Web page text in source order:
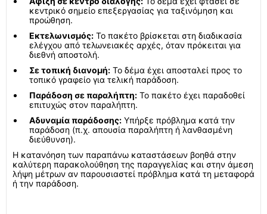
κεντρικό σημείο επεξεργασίας για ταξινόμηση και
προώθηση.
Εκτελωνισμός: Το πακέτο βρίσκεται στη διαδικασία
ελέγχου από τελωνειακές αρχές, όταν πρόκειται για
διεθνή αποστολή.
Σε τοπική διανομή: Το δέμα έχει αποσταλεί προς το
τοπικό γραφείο για τελική παράδοση.
Παράδοση σε παραλήπτη: Το πακέτο έχει παραδοθεί
επιτυχώς στον παραλήπτη.
Αδυναμία παράδοσης: Υπήρξε πρόβλημα κατά την
παράδοση (π.χ. απουσία παραλήπτη ή λανθασμένη
διεύθυνση).
Η κατανόηση των παραπάνω καταστάσεων βοηθά στην
καλύτερη παρακολούθηση της παραγγελίας και στην άμεση
λήψη μέτρων αν παρουσιαστεί πρόβλημα κατά τη μεταφορά
ή την παράδοση.